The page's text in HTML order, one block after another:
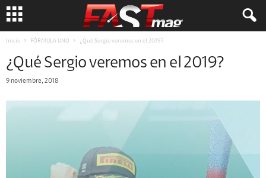
Inicio FÓRMULA UNO ¿Qué Sergio veremos en el 2019?
¿Qué Sergio veremos en el 2019?
9 noviembre, 2018